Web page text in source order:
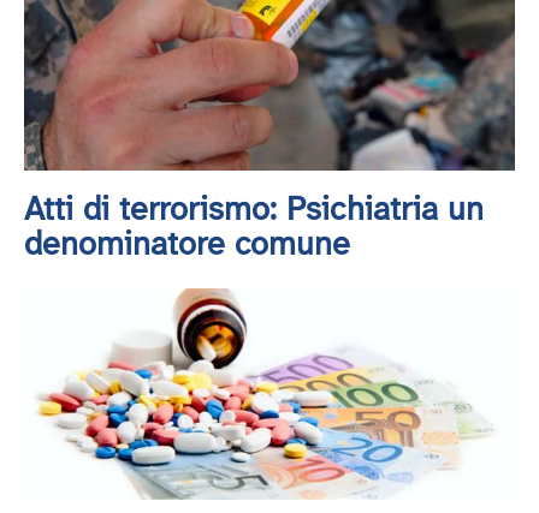
Atti di terrorismo: Psichiatria un
denominatore comune